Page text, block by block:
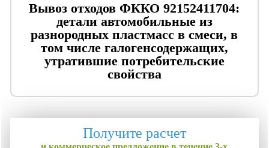
Вывоз отходов ФККО 92152411704:
детали автомобильные из
разнородных пластмасс в смеси, в
том числе галогенсодержащих,
утратившие потребительские
свойства
Получите расчет